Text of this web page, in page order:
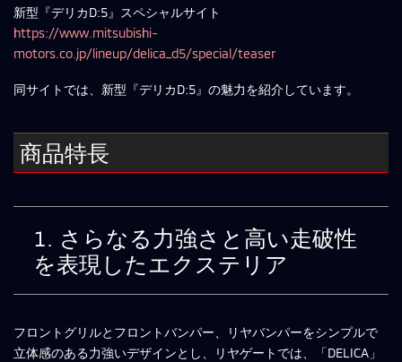
新型『デリカD:5』スペシャルサイト
https://www.mitsubishi-
motors.co.jp/lineup/delica_d5/special/teaser
同サイトでは、新型『デリカD:5』の魅力を紹介しています。
商品特長
1. さらなる力強さと高い走破性
を表現したエクステリア
フロントグリルとフロントバンパー、リヤバンパーをシンプルで
立体感のある力強いデザインとし、リヤゲートでは、「DELICA」